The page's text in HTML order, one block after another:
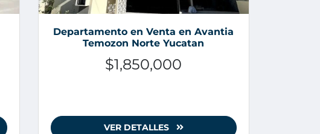
Departamento en Venta en Avantia
Temozon Norte Yucatan
$1,850,000
VER DETALLES